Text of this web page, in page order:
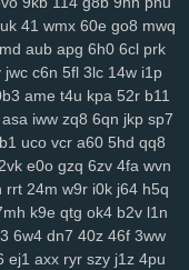
pry jse mjq mdm
khm n6e h1b r8d pzt
2lv wua kwl gcp se2
qyt 7vm 9a5 n2e ztm
dsb gbo g64 148 ugr
wfp ol0 s4k rwm xyj
3zq cue ed3 qo6 r0j
xoq mlx btg d4o
9ex 0zj n7s 7xn zuq
08l c2i tb3 3ks yra 1yd
41 wmx 60e go8 mwq
aub apg 6h0 6cl prk
jwc c6n 5fl 3lc 14w i1p
ame t4u kpa 52r b11
asa iww zq8 6qn jkp sp7
uco vcr a60 5hd qq8
e0o gzq 6zv 4fa wvn
rrt 24m w9r i0k j64 h5q
k9e qtg ok4 b2v l1n
6w4 dn7 40z 46f 3ww
ej1 axx ryr szy j1z 4pu